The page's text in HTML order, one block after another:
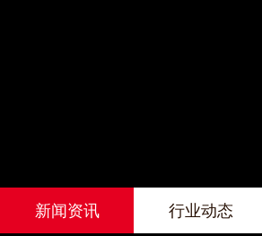
新闻资讯 行业动态